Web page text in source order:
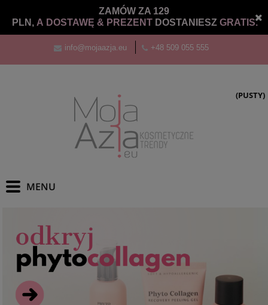
ZAMÓW ZA 129
PLN, A DOSTAWĘ & PREZENT DOSTANIESZ GRATIS.
info@mojaazja.eu +48 509 055 555
(PUSTY)